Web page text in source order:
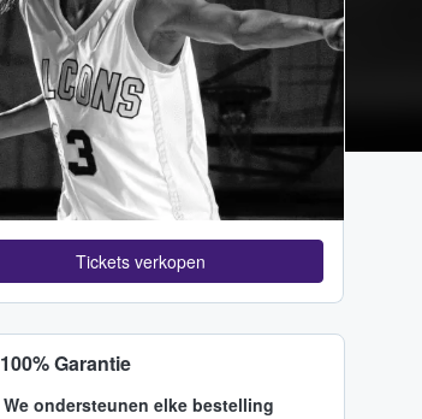
Tickets verkopen
100% Garantie
We ondersteunen elke bestelling